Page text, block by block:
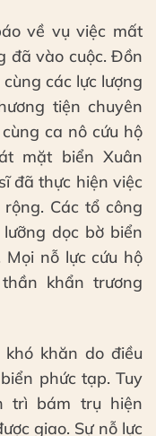
về vụ việc mất
đã vào cuộc. Đồn
các lực lượng
tiện chuyên
ca nô cứu hộ
mặt biển Xuân
đã thực hiện việc
Các tổ công
dọc bờ biển
nỗ lực cứu hộ
khẩn trương
khăn do điều
phức tạp. Tuy
trì bám trụ hiện
giao. Sự nỗ lực